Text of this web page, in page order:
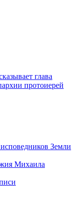
глава
протоиерей